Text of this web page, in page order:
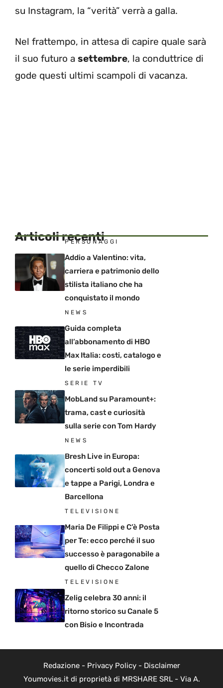
su Instagram, la “verità” verrà a galla.
Nel frattempo, in attesa di capire quale sarà
il suo futuro a settembre, la conduttrice di
gode questi ultimi scampoli di vacanza.
Articoli recenti
PERSONAGGI
Addio a Valentino: vita,
carriera e patrimonio dello
stilista italiano che ha
conquistato il mondo
NEWS
Guida completa
all’abbonamento di HBO
Max Italia: costi, catalogo e
le serie imperdibili
SERIE TV
MobLand su Paramount+:
trama, cast e curiosità
sulla serie con Tom Hardy
NEWS
Bresh Live in Europa:
concerti sold out a Genova
e tappe a Parigi, Londra e
Barcellona
TELEVISIONE
Maria De Filippi e C’è Posta
per Te: ecco perché il suo
successo è paragonabile a
quello di Checco Zalone
TELEVISIONE
Zelig celebra 30 anni: il
ritorno storico su Canale 5
con Bisio e Incontrada
Redazione- Privacy Policy- Disclaimer
Youmovies.it di proprietà di MRSHARE SRL - Via A.